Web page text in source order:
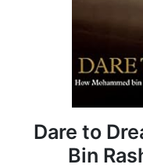
Dare to
Bin